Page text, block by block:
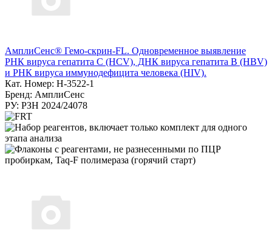
АмплиСенс® Гемо-скрин-FL. Одновременное выявление
РНК вируса гепатита С (HCV), ДНК вируса гепатита B (HBV)
и РНК вируса иммунодефицита человека (HIV).
Кат. Номер: H-3522-1
Бренд: АмплиСенс
РУ: РЗН 2024/24078